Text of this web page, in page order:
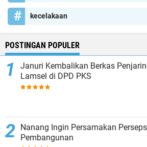
kecelakaan
POSTINGAN POPULER
Januri Kembalikan Berkas
Lamsel di DPD PKS
Nanang Ingin Persamakan
Pembangunan